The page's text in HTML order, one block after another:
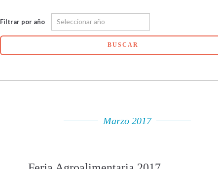
Filtrar por año
BUSCAR
Marzo 2017